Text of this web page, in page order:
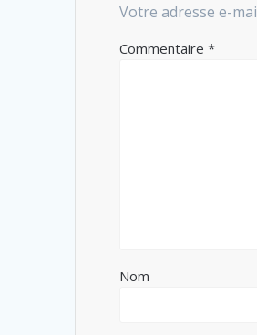
Votre adresse e-
Commentaire*
Nom